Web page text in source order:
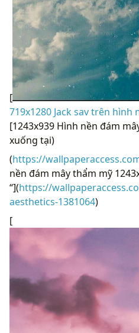
[
719x1280 Jack sav trên hình
[1243x939 Hình nền đám
xuống tại)
(https://
nền đám mây thẩm mỹ
“](https://
aesthetics-1381064)
[